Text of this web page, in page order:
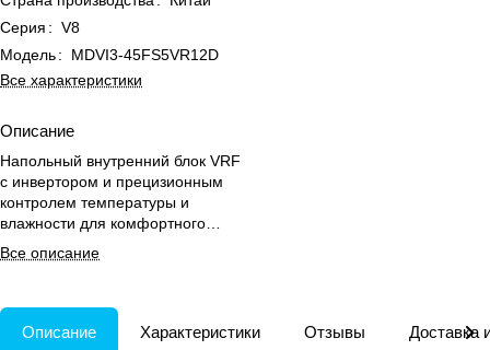
Серия : V8
Модель:
MDVI3-45FS5VR12D
Все характеристики
Описание
Напольный внутренний блок VRF
с инвертором и прецизионным
контролем температуры и
влажности для комфортного
климата в помещениях до 45 м².
Все описание
Описание Характеристики Отзывы Доставка